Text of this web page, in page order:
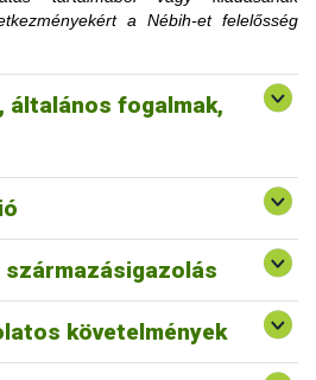
a Nébih-et felelősség
általános fogalmak,
származásigazolás
követelmények
jogsértések listájáról?
környezet alapján nincs